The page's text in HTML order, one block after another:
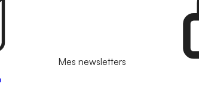
Mes newsletters